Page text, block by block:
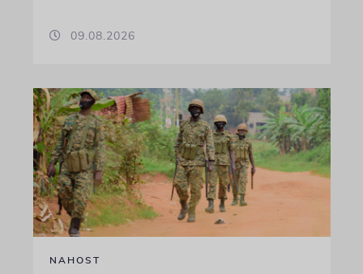
09.08.2026
NAHOST